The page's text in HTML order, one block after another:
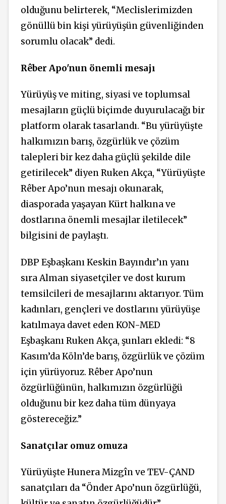
olduğunu belirterek, “Meclislerimizden
gönüllü bin kişi yürüyüşün güvenliğinden
sorumlu olacak” dedi.
Rêber Apo'nun önemli mesajı
Yürüyüş ve miting, siyasi ve toplumsal
mesajların güçlü biçimde duyurulacağı bir
platform olarak tasarlandı. “Bu yürüyüşte
halkımızın barış, özgürlük ve çözüm
talepleri bir kez daha güçlü şekilde dile
getirilecek” diyen Ruken Akça, “Yürüyüşte
Rêber Apo’nun mesajı okunarak,
diasporada yaşayan Kürt halkına ve
dostlarına önemli mesajlar iletilecek”
bilgisini de paylaştı.
DBP Eşbaşkanı Keskin Bayındır’ın yanı
sıra Alman siyasetçiler ve dost kurum
temsilcileri de mesajlarını aktarıyor. Tüm
kadınları, gençleri ve dostlarını yürüyüşe
katılmaya davet eden KON-MED
Eşbaşkanı Ruken Akça, şunları ekledi: “8
Kasım’da Köln’de barış, özgürlük ve çözüm
için yürüyoruz. Rêber Apo’nun
özgürlüğünün, halkımızın özgürlüğü
olduğunu bir kez daha tüm dünyaya
göstereceğiz.”
Sanatçılar omuz omuza
Yürüyüşte Hunera Mizgîn ve TEV-ÇAND
sanatçıları da “Önder Apo’nun özgürlüğü,